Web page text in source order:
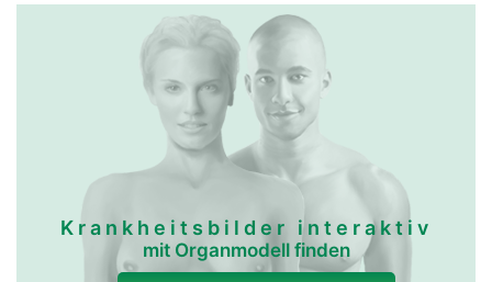
Krankheitsbilder interaktiv
mit Organmodell finden